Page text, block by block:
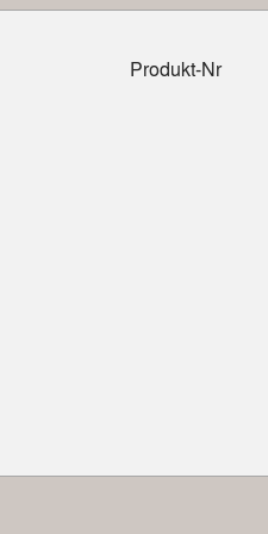
Produkt-Nr